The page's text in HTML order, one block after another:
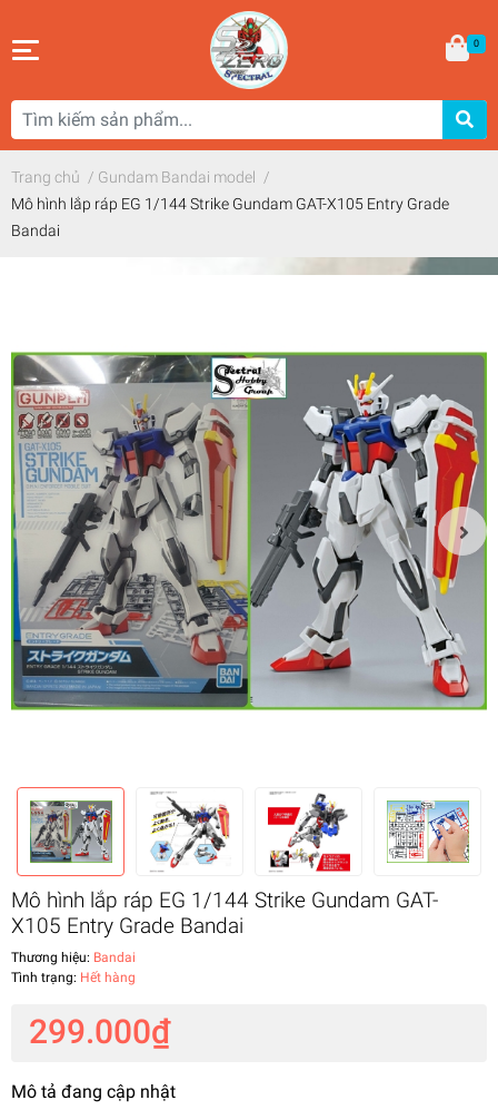
0
Trang chủ / Gundam Bandai model /
Mô hình lắp ráp EG 1/144 Strike Gundam GAT-X105 Entry Grade
Bandai
Mô hình lắp ráp EG 1/144 Strike Gundam GAT-
X105 Entry Grade Bandai
Thương hiệu: Bandai
Tình trạng: Hết hàng
299.000₫
Mô tả đang cập nhật